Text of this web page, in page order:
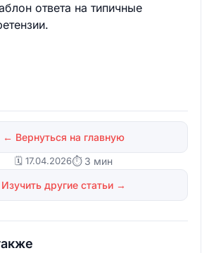
ответа на типичные
← Вернуться на главную
🗓️ 17.04.2026⏱ 3 мин
Изучить другие статьи →